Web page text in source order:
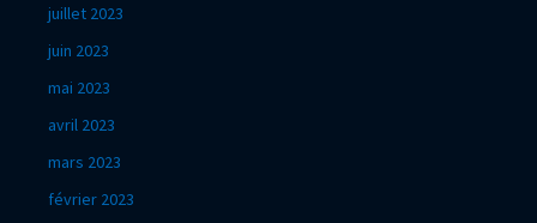
juillet 2023
juin 2023
mai 2023
avril 2023
mars 2023
février 2023